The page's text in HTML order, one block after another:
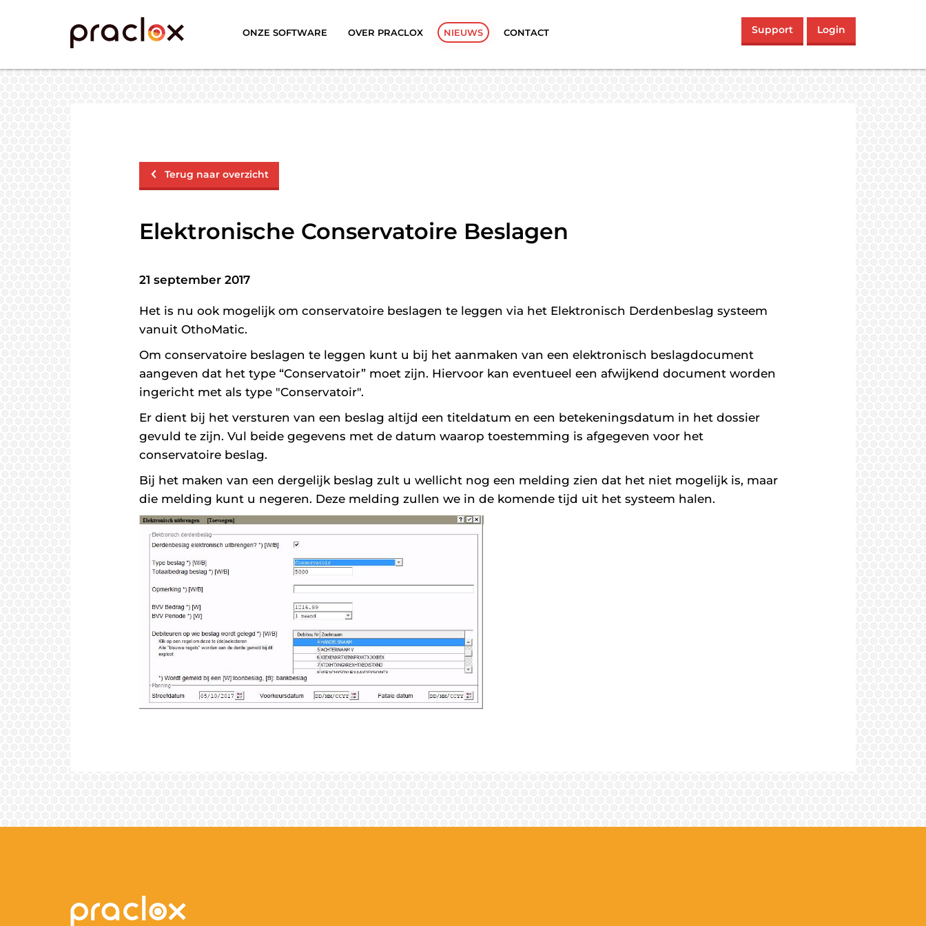
Support Login
ONZE SOFTWARE OVER PRACLOX NIEUWS CONTACT
Terug naar overzicht
Elektronische Conservatoire Beslagen
21 september 2017
Het is nu ook mogelijk om conservatoire beslagen te leggen via het Elektronisch Derdenbeslag systeem
vanuit OthoMatic.
Om conservatoire beslagen te leggen kunt u bij het aanmaken van een elektronisch beslagdocument
aangeven dat het type “Conservatoir” moet zijn. Hiervoor kan eventueel een afwijkend document worden
ingericht met als type "Conservatoir".
Er dient bij het versturen van een beslag altijd een titeldatum en een betekeningsdatum in het dossier
gevuld te zijn. Vul beide gegevens met de datum waarop toestemming is afgegeven voor het
conservatoire beslag.
Bij het maken van een dergelijk beslag zult u wellicht nog een melding zien dat het niet mogelijk is, maar
die melding kunt u negeren. Deze melding zullen we in de komende tijd uit het systeem halen.